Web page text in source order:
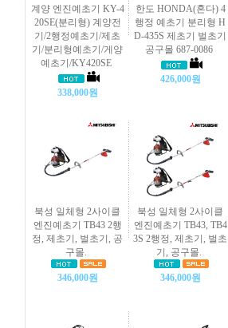
계양 엔진예초기 KY-4
20SE(분리형) 계양전
기/2행정예초기/제초
기/분리형예초기/게양
예초기/KY420SE
338,000원
한도 HONDA(혼다) 4
행정 예초기 분리형 H
D-435S 제초기 벌초기
공구몰 687-0086
426,000원
북성 일체형 2사이클
엔진예초기 TB43 2행
정, 제초기, 벌초기, 공
구몰.
346,000원
북성 일체형 2사이클
엔진예초기 TB43, TB4
3S 2행정, 제초기, 벌초
기, 공구몰.
346,000원